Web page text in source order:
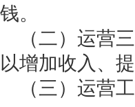
钱。
（二）运营三
以增加收入、
（三）运营